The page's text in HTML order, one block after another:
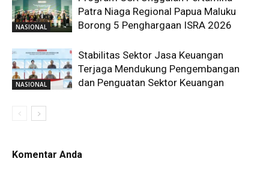
NASIONAL
Patra Niaga Regional Papua Maluku
Borong 5 Penghargaan ISRA 2026
NASIONAL
Stabilitas Sektor Jasa Keuangan
Terjaga Mendukung Pengembangan
dan Penguatan Sektor Keuangan
Komentar Anda